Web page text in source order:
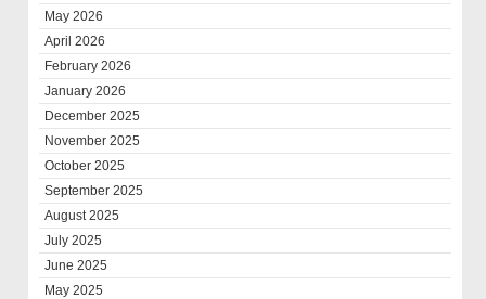
May 2026
April 2026
February 2026
January 2026
December 2025
November 2025
October 2025
September 2025
August 2025
July 2025
June 2025
May 2025